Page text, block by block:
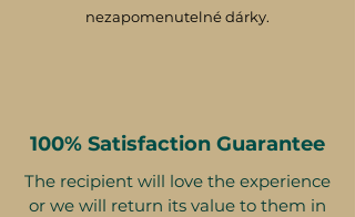
nezapomenutelné dárky.
100% Satisfaction Guarantee
The recipient will love the experience
or we will return its value to them in